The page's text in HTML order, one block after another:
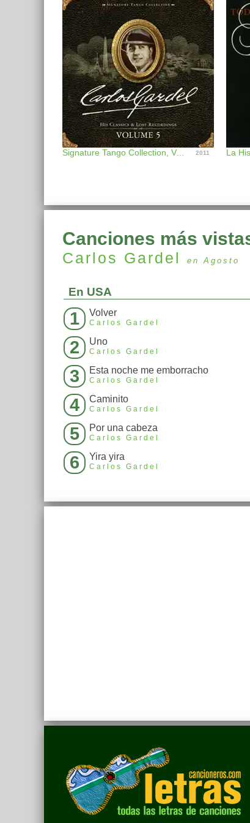
Signature Tango Collection, Vol. 5 2011
Canciones más
Carlos Gardel en Agosto
En USA
1 Volver
Carlos Gardel
2 Uno
Carlos Gardel
3 Esta noche me emborracho
Carlos Gardel
4 Caminito
Carlos Gardel
5 Por una cabeza
Carlos Gardel
6 Yira yira
Carlos Gardel